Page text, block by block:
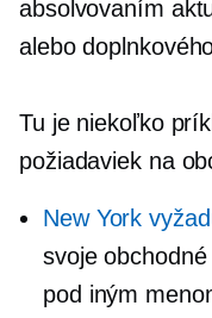
absolvovaním
alebo
Tu je niekoľko
požiadaviek na
New York
svoje
pod iným